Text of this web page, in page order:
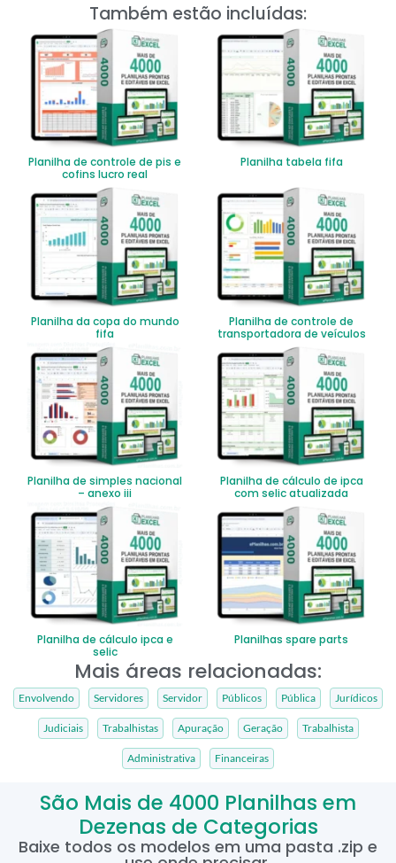
Também estão incluídas:
Planilha de controle de pis e
cofins lucro real
Planilha tabela fifa
Planilha da copa do mundo
fifa
Planilha de controle de
transportadora de veículos
Planilha de simples nacional
– anexo iii
Planilha de cálculo de ipca
com selic atualizada
Planilha de cálculo ipca e
selic
Planilhas spare parts
Mais áreas relacionadas:
Envolvendo Servidores Servidor Públicos Pública Jurídicos
Judiciais Trabalhistas Apuração Geração Trabalhista
Administrativa Financeiras
São Mais de 4000 Planilhas em
Dezenas de Categorias
Baixe todos os modelos em uma pasta .zip e